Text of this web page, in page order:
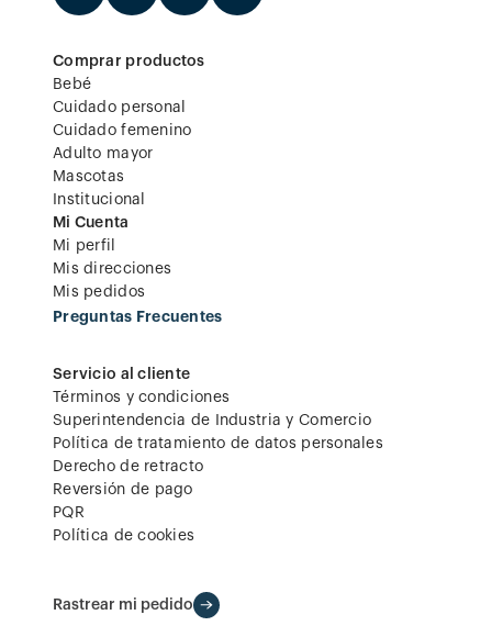
Comprar productos
Bebé
Cuidado personal
Cuidado femenino
Adulto mayor
Mascotas
Institucional
Mi Cuenta
Mi perfil
Mis direcciones
Mis pedidos
Preguntas Frecuentes
Servicio al cliente
Términos y condiciones
Superintendencia de Industria y Comercio
Política de tratamiento de datos personales
Derecho de retracto
Reversión de pago
PQR
Política de cookies
Rastrear mi pedido